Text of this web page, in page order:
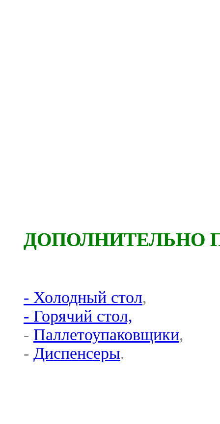
ДОПОЛНИТЕЛЬНО
- Холодный стол,
- Горячий стол,
- Паллетоупаковщики,
- Диспенсеры.